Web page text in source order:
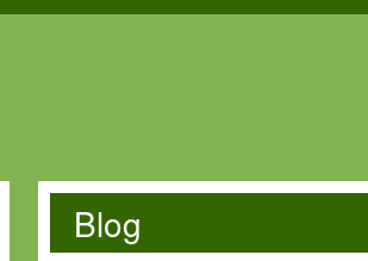
Blog